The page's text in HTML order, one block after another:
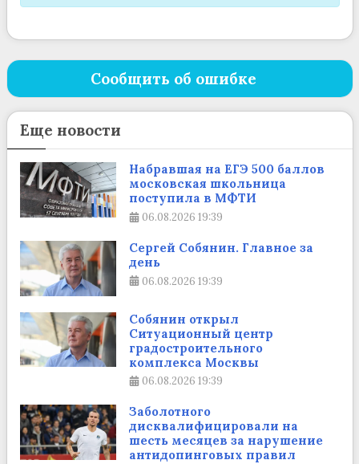
Сообщить об ошибке
Еще новости
Набравшая на ЕГЭ 500 баллов
московская школьница
поступила в МФТИ
06.08.2026 19:39
Сергей Собянин. Главное за
день
06.08.2026 19:39
Собянин открыл
Ситуационный центр
градостроительного
комплекса Москвы
06.08.2026 19:39
Заболотного
дисквалифицировали на
шесть месяцев за нарушение
антидопинговых правил